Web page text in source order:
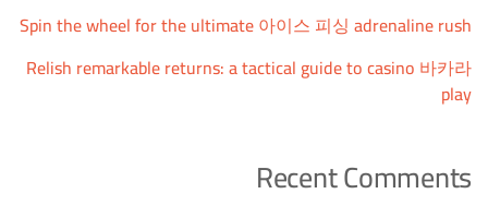
Spin the wheel for the ultimate 아이스 피싱 adrenaline rush
Relish remarkable returns: a tactical guide to casino 바카라
play
Recent Comments